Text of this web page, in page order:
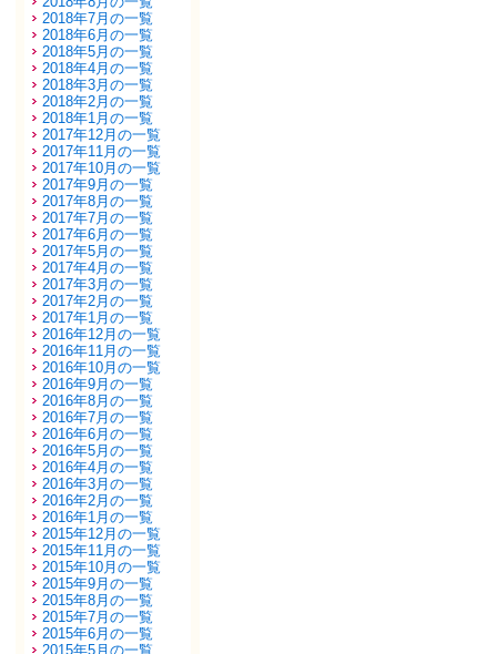
2018年7月の一覧
2018年6月の一覧
2018年5月の一覧
2018年4月の一覧
2018年3月の一覧
2018年2月の一覧
2018年1月の一覧
2017年12月の一覧
2017年11月の一覧
2017年10月の一覧
2017年9月の一覧
2017年8月の一覧
2017年7月の一覧
2017年6月の一覧
2017年5月の一覧
2017年4月の一覧
2017年3月の一覧
2017年2月の一覧
2017年1月の一覧
2016年12月の一覧
2016年11月の一覧
2016年10月の一覧
2016年9月の一覧
2016年8月の一覧
2016年7月の一覧
2016年6月の一覧
2016年5月の一覧
2016年4月の一覧
2016年3月の一覧
2016年2月の一覧
2016年1月の一覧
2015年12月の一覧
2015年11月の一覧
2015年10月の一覧
2015年9月の一覧
2015年8月の一覧
2015年7月の一覧
2015年6月の一覧
2015年5月の一覧